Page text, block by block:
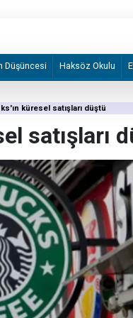
Düşüncesi Haksöz Okulu
küresel satışları düştü
satışları